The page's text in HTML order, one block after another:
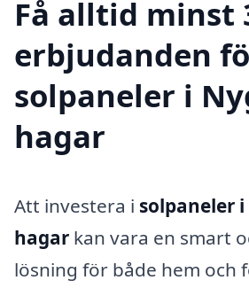
Få alltid minst
erbjudanden
solpaneler i
hagar
Att investera i solpaneler
hagar kan vara en smart
lösning för både hem och